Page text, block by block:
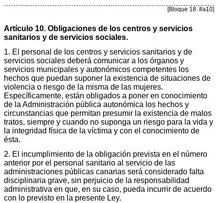
[Bloque 18: #a10]
Artículo 10. Obligaciones de los centros y servicios
sanitarios y de servicios sociales.
1. El personal de los centros y servicios sanitarios y de
servicios sociales deberá comunicar a los órganos y
servicios municipales y autonómicos competentes los
hechos que puedan suponer la existencia de situaciones de
violencia o riesgo de la misma de las mujeres.
Específicamente, están obligados a poner en conocimiento
de la Administración pública autonómica los hechos y
circunstancias que permitan presumir la existencia de malos
tratos, siempre y cuando no suponga un riesgo para la vida y
la integridad física de la víctima y con el conocimiento de
ésta.
2. El incumplimiento de la obligación prevista en el número
anterior por el personal sanitario al servicio de las
administraciones públicas canarias será considerado falta
disciplinaria grave, sin perjuicio de la responsabilidad
administrativa en que, en su caso, pueda incurrir de acuerdo
con lo previsto en la presente Ley.